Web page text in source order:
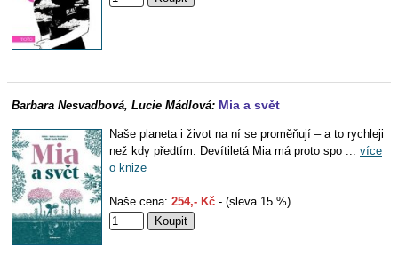
Barbara Nesvadbová, Lucie Mádlová: Mia a svět
Naše planeta i život na ní se proměňují – a to rychleji
než kdy předtím. Devítiletá Mia má proto spo ... více
o knize
Naše cena: 254,- Kč - (sleva 15 %)